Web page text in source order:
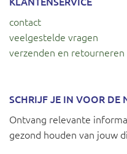
contact
veelgestelde vragen
verzenden en retourneren
SCHRIJF JE IN VOOR DE
Ontvang relevante
gezond houden van jouw